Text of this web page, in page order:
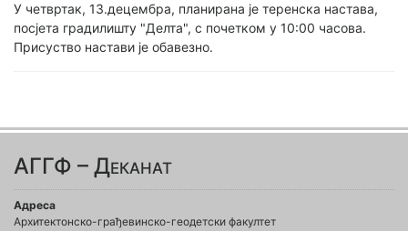
У четвртак, 13.децембра, планирана је теренска настава,
посјета градилишту "Делта", с почетком у 10:00 часова.
Присуство настави је обавезно.
АГГФ – Деканат
Адреса
Архитектонско-грађевинско-геодетски факултет